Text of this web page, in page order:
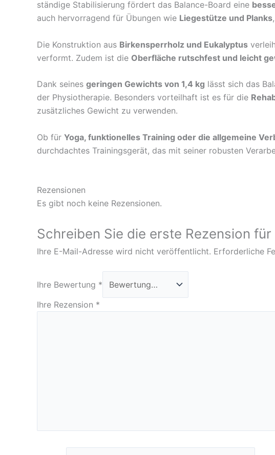
ständige Stabilisierung fördert das Balance-Board eine
auch hervorragend für Übungen wie Liegestütze und Planks
Die Konstruktion aus Birkensperrholz und Eukalyptus
verformt. Zudem ist die Oberfläche rutschfest und leicht
Dank seines geringen Gewichts von 1,4 kg lässt sich das
der Physiotherapie. Besonders vorteilhaft ist es für die
zusätzliches Gewicht zu verwenden.
Ob für Yoga, funktionelles Training oder die allgemeine
durchdachtes Trainingsgerät, das mit seiner robusten
Rezensionen
Es gibt noch keine Rezensionen.
Schreiben Sie die erste Rezension für
Ihre E-Mail-Adresse wird nicht veröffentlicht. Erforderliche
Ihre Bewertung *
Ihre Rezension *